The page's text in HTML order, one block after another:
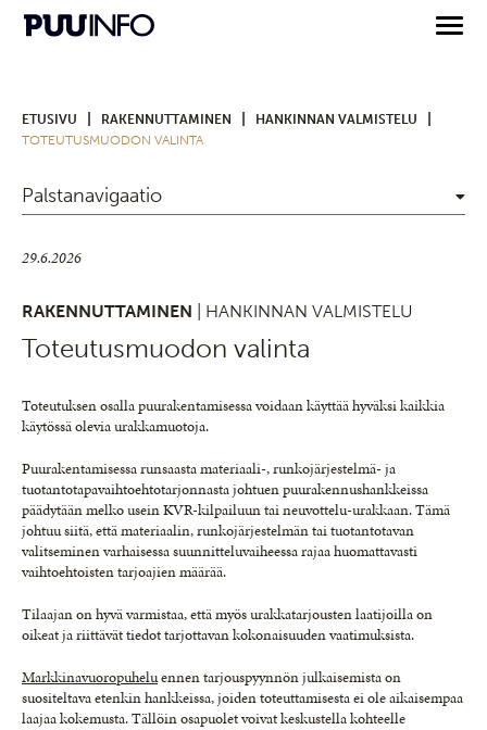
ETUSIVU RAKENNUTTAMINEN HANKINNAN VALMISTELU
TOTEUTUSMUODON VALINTA
Palstanavigaatio
29.6.2026
RAKENNUTTAMINEN | HANKINNAN VALMISTELU
Toteutusmuodon valinta
Toteutuksen osalla puurakentamisessa voidaan käyttää hyväksi kaikkia
käytössä olevia urakkamuotoja.
Puurakentamisessa runsaasta materiaali-, runkojärjestelmä- ja
tuotantotapavaihtoehtotarjonnasta johtuen puurakennushankkeissa
päädytään melko usein KVR-kilpailuun tai neuvottelu-urakkaan. Tämä
johtuu siitä, että materiaalin, runkojärjestelmän tai tuotantotavan
valitseminen varhaisessa suunnitteluvaiheessa rajaa huomattavasti
vaihtoehtoisten tarjoajien määrää.
Tilaajan on hyvä varmistaa, että myös urakkatarjousten laatijoilla on
oikeat ja riittävät tiedot tarjottavan kokonaisuuden vaatimuksista.
Markkinavuoropuheluennen tarjouspyynnön julkaisemista on
suositeltava etenkin hankkeissa, joiden toteuttamisesta ei ole aikaisempaa
laajaa kokemusta. Tällöin osapuolet voivat keskustella kohteelle